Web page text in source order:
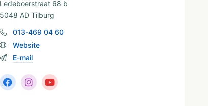
Ledeboerstraat 68 b
5048 AD Tilburg
013-469 04 60
Website
E-mail